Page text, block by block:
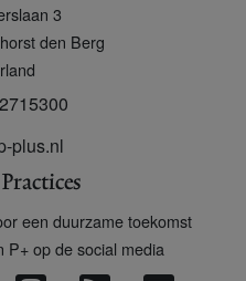
3
den Berg
plus.nl
een duurzame toekomst
P+ op de social media